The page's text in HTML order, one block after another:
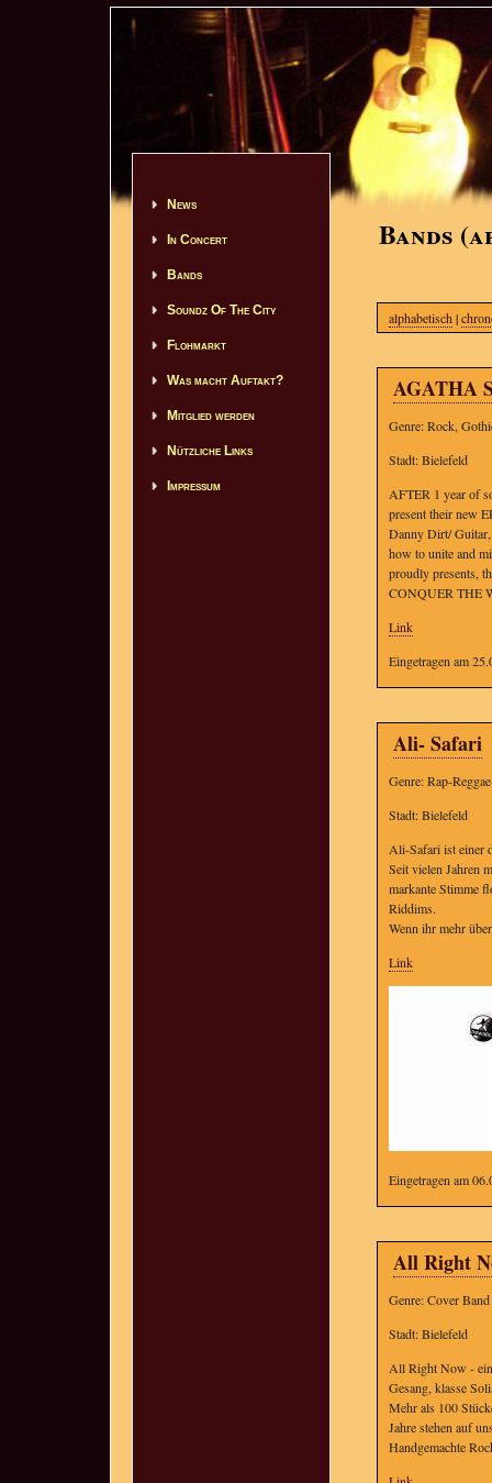
Bands
alphabetisch |
AGATHA
Genre: Rock,
Stadt: Bielefeld
AFTER 1 year of
present their new
Danny Dirt/
how to unite and
proudly presents,
CONQUER THE
Link
Eingetragen am
Ali- Safari
Genre: Rap-
Stadt: Bielefeld
Ali-Safari ist einer
Seit vielen Jahren
markante Stimme
Riddims.
Wenn ihr mehr
Link
Eingetragen am
All Right
Genre: Cover
Stadt: Bielefeld
All Right Now -
Gesang, klasse
Mehr als 100
Jahre stehen auf
Handgemachte
News
In Concert
Bands
Soundz Of The City
Flohmarkt
Was macht Auftakt?
Mitglied werden
Nützliche Links
Impressum